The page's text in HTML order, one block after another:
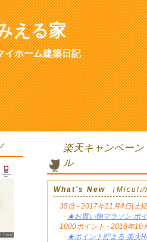
える家
イホーム建築日記
楽天キャンペー
ル
What's New （Micul
35倍 - 2017年11月4日(土
・ ★お買い物マラソン ポ
1000ポイント - 2016年10
・ ★ポイント貯まる-楽天